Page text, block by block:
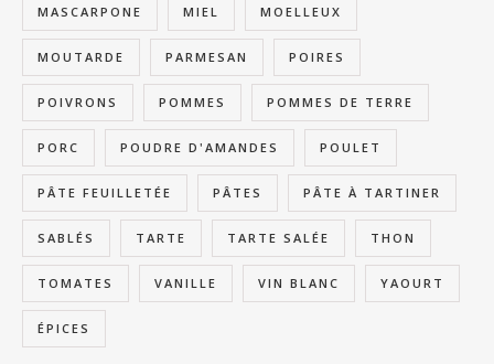
MASCARPONE MIEL MOELLEUX
MOUTARDE PARMESAN POIRES
POIVRONS POMMES POMMES DE TERRE
PORC POUDRE D'AMANDES POULET
PÂTE FEUILLETÉE PÂTES PÂTE À TARTINER
SABLÉS TARTE TARTE SALÉE THON
TOMATES VANILLE VIN BLANC YAOURT
ÉPICES